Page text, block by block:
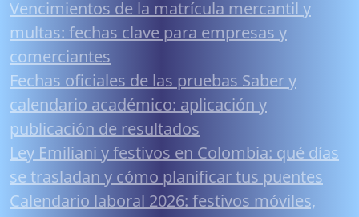
Vencimientos de la matrícula mercantil y
multas: fechas clave para empresas y
comerciantes
Fechas oficiales de las pruebas Saber y
calendario académico: aplicación y
publicación de resultados
Ley Emiliani y festivos en Colombia: qué días
se trasladan y cómo planificar tus puentes
Calendario laboral 2026: festivos móviles,